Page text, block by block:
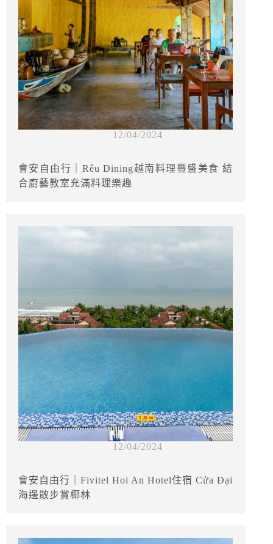
12/04/2024
會安自由行｜Rêu Dining越南料理豐盛美食 結
合廚藝教室充滿料理樂趣
12/04/2024
會安自由行｜Fivitel Hoi An Hotel住宿 Cửa Đại
海邊散步賞椰林